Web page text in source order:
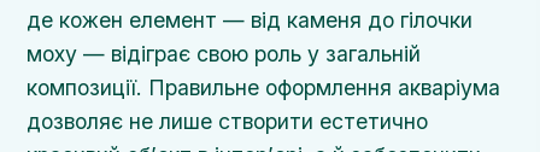
де кожен елемент — від каменя до гілочки
моху — відіграє свою роль у загальній
композиції. Правильне оформлення акваріума
дозволяє не лише створити естетично